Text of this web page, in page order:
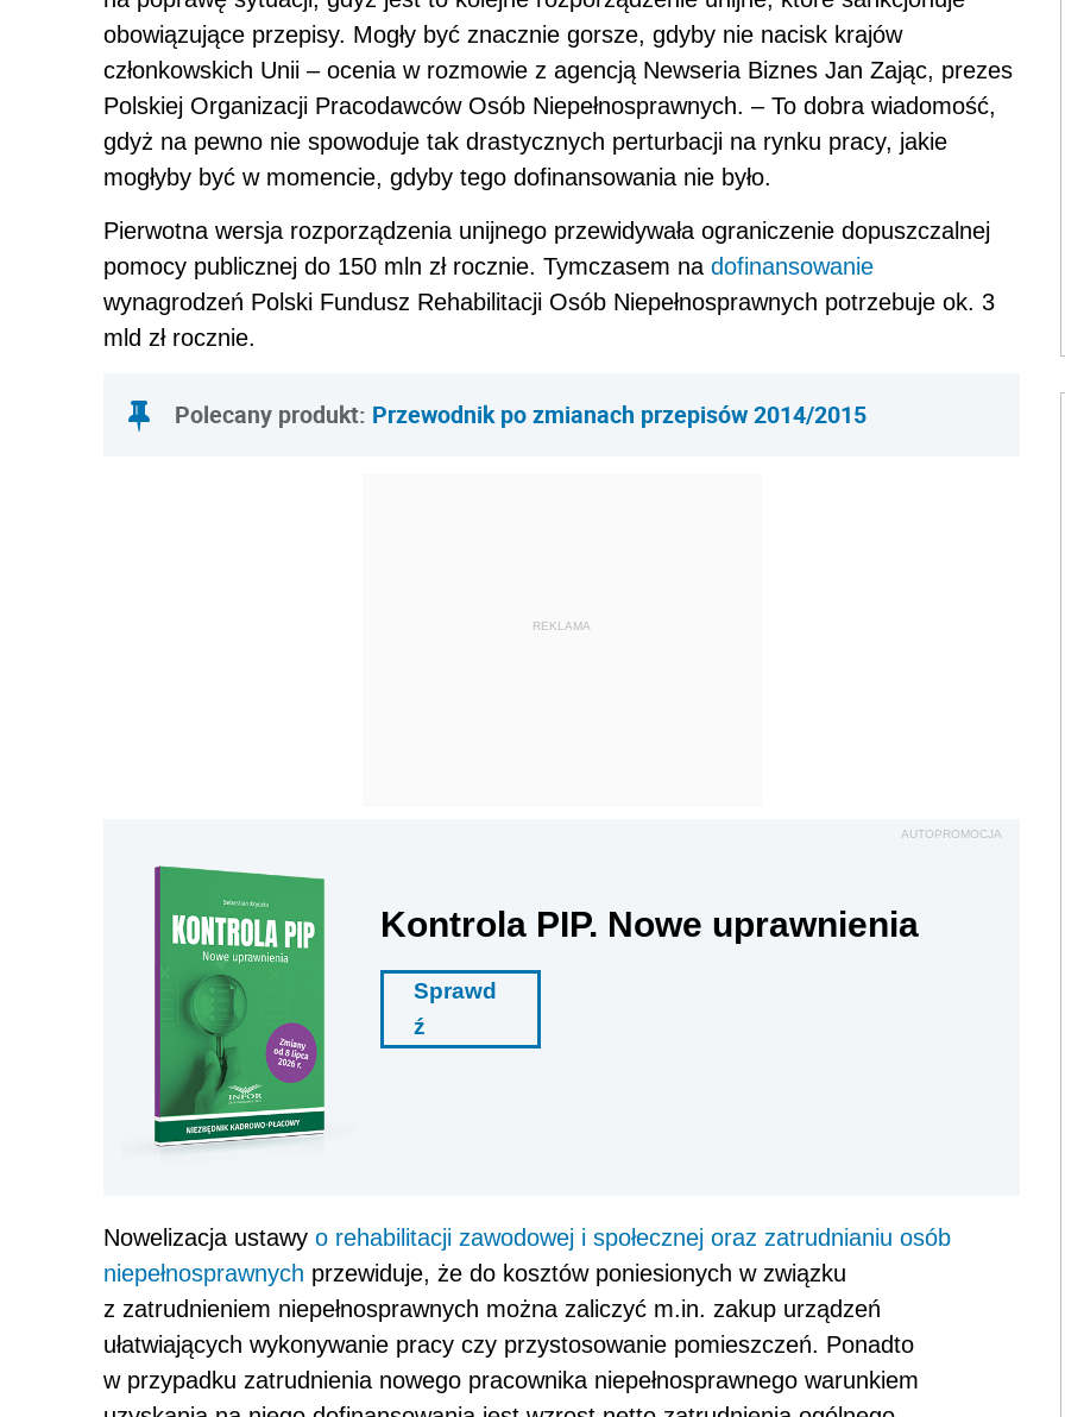
obowiązujące przepisy. Mogły być znacznie gorsze, gdyby nie nacisk krajów
członkowskich Unii – ocenia w rozmowie z agencją Newseria Biznes Jan Zając, prezes
Polskiej Organizacji Pracodawców Osób Niepełnosprawnych. – To dobra wiadomość,
gdyż na pewno nie spowoduje tak drastycznych perturbacji na rynku pracy, jakie
mogłyby być w momencie, gdyby tego dofinansowania nie było.
Pierwotna wersja rozporządzenia unijnego przewidywała ograniczenie dopuszczalnej
pomocy publicznej do 150 mln zł rocznie. Tymczasem na dofinansowanie
wynagrodzeń Polski Fundusz Rehabilitacji Osób Niepełnosprawnych potrzebuje ok. 3
mld zł rocznie.
Polecany produkt: Przewodnik po zmianach przepisów 2014/2015
REKLAMA
AUTOPROMOCJA
Kontrola PIP. Nowe uprawnienia
Sprawd
ź
Nowelizacja ustawy o rehabilitacji zawodowej i społecznej oraz zatrudnianiu osób
niepełnosprawnych przewiduje, że do kosztów poniesionych w związku
z zatrudnieniem niepełnosprawnych można zaliczyć m.in. zakup urządzeń
ułatwiających wykonywanie pracy czy przystosowanie pomieszczeń. Ponadto
w przypadku zatrudnienia nowego pracownika niepełnosprawnego warunkiem